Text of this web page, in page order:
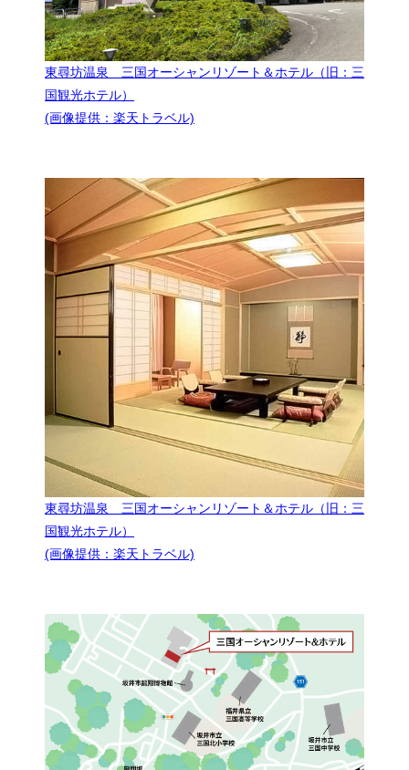
東尋坊温泉 三国オーシャンリゾート＆ホテル（旧：三
国観光ホテル）
(画像提供：楽天トラベル)
東尋坊温泉 三国オーシャンリゾート＆ホテル（旧：三
国観光ホテル）
(画像提供：楽天トラベル)